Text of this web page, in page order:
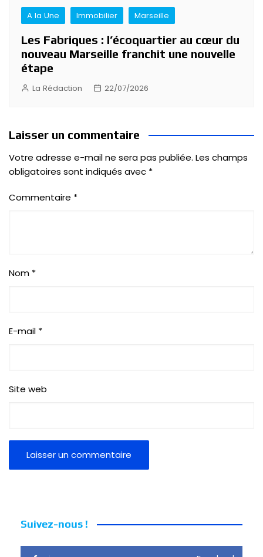
A la Une Immobilier Marseille
Les Fabriques : l’écoquartier au cœur du
nouveau Marseille franchit une nouvelle
étape
La Rédaction 22/07/2026
Laisser un commentaire
Votre adresse e-mail ne sera pas publiée. Les champs
obligatoires sont indiqués avec *
Commentaire *
Nom *
E-mail *
Site web
Suivez-nous !